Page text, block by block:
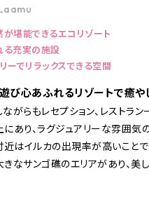
堪能できるエコリゾート
る充実の施設
ーでリラックスできる空間
び心あふれるリゾートで癒や
がらもレセプション、レストラン
あり、ラグジュアリーな雰囲気
近はイルカの出現率が高いこと
なサンゴ礁のエリアがあり、美